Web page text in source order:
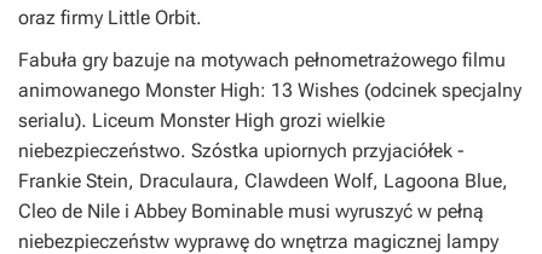
oraz firmy Little Orbit.
Fabuła gry bazuje na motywach pełnometrażowego filmu
animowanego Monster High: 13 Wishes (odcinek specjalny
serialu). Liceum Monster High grozi wielkie
niebezpieczeństwo. Szóstka upiornych przyjaciółek -
Frankie Stein, Draculaura, Clawdeen Wolf, Lagoona Blue,
Cleo de Nile i Abbey Bominable musi wyruszyć w pełną
niebezpieczeństw wyprawę do wnętrza magicznej lampy